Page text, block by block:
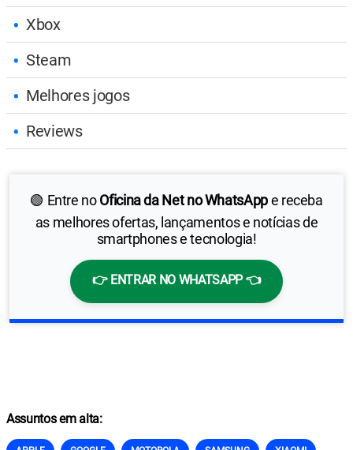
Xbox
Steam
Melhores jogos
Reviews
🟢 Entre noOficina da Net no WhatsAppe receba
as melhores ofertas, lançamentos e notícias de
smartphones e tecnologia!
👉 ENTRAR NO WHATSAPP 👈
Assuntos em alta: